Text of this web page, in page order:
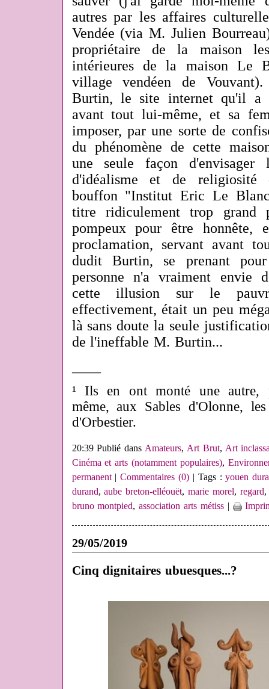
autres par les affaires
Vendée (via M. Julien
propriétaire de la maison
intérieures de la maison Le
village vendéen de
Burtin, le site internet qu'il a
avant tout lui-même, et sa
imposer, par une sorte de
du phénomène de cette
une seule façon d'envisager
d'idéalisme et de religiosité
bouffon "Institut Eric Le
titre ridiculement trop grand
pompeux pour être honnête,
proclamation, servant avant
dudit Burtin, se prenant
personne n'a vraiment envie
cette illusion sur le
effectivement, était un peu
là sans doute la seule
de l'ineffable M. Burtin...
¹ Ils en ont monté une autre,
même, aux Sables d'Olonne,
d'Orbestier.
20:39 Publié dansAmateurs, Art Brut, Art
Cinéma et arts (notamment populaires),
permanent|Commentaires (0) | Tags :youen
durand,aube breton-elléouët,marie morel, regard
bruno montpied,association arts métiss|
29/05/2019
Cinq dignitaires ubuesques...?